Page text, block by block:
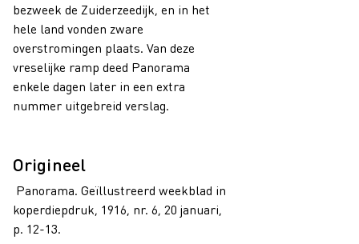
bezweek de Zuiderzeedijk, en in het
hele land vonden zware
overstromingen plaats. Van deze
vreselijke ramp deed Panorama
enkele dagen later in een extra
nummer uitgebreid verslag.
Origineel
Panorama. Geïllustreerd weekblad in
koperdiepdruk, 1916, nr. 6, 20 januari,
p. 12-13.